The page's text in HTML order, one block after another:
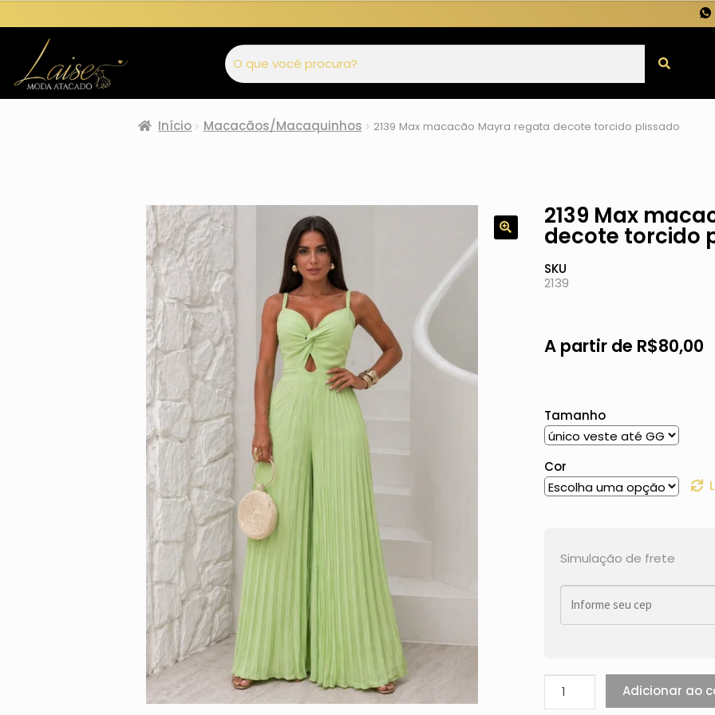
Início Macacãos/Macaquinhos 2139 Max macacão Mayra regata decote torcido plissado
2139 Max
decote torcido
SKU
2139
A partir de R$80,00
Tamanho
Cor
Simulação de frete
Adicionar ao